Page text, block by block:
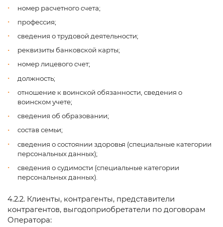
номер расчетного счета;
профессия;
сведения о трудовой деятельности;
реквизиты банковской карты;
номер лицевого счет;
должность;
отношение к воинской обязанности, сведения о
воинском учете;
сведения об образовании;
состав семьи;
сведения о состоянии здоровья (специальные категории
персональных данных);
сведения о судимости (специальные категории
персональных данных).
4.2.2. Клиенты, контрагенты, представители
контрагентов, выгодоприобретатели по договорам
Оператора: